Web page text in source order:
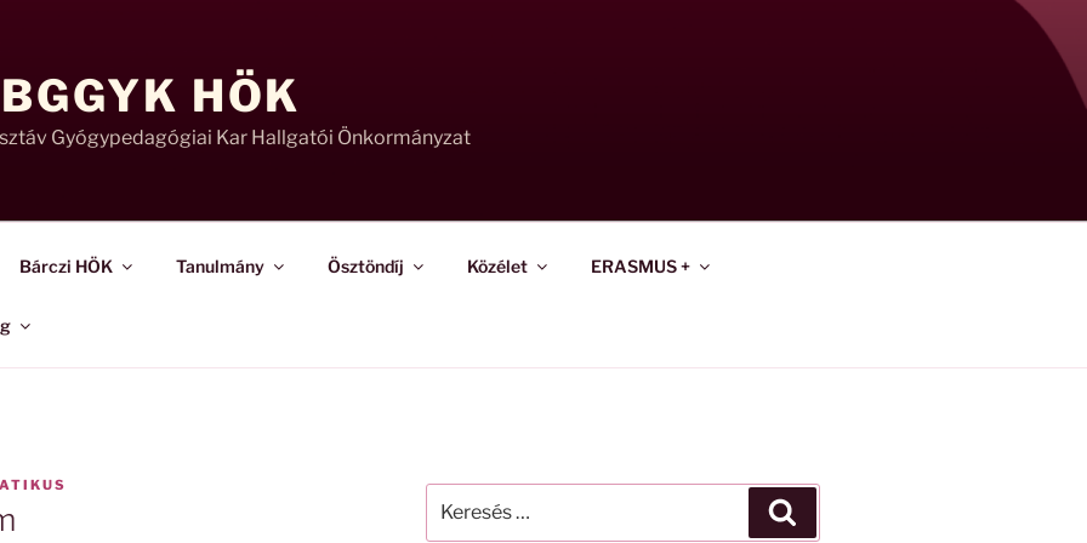
HÖK
Gyógypedagógiai Kar Hallgatói Önkormányzat
Bárczi HÖK Tanulmány Ösztöndíj Közélet ERASMUS +